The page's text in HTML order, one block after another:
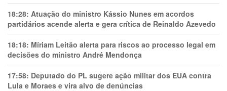
18:28: Atuação do ministro Kássio Nunes em acordos
partidários acende alerta e gera crítica de Reinaldo Azevedo
18:18: Míriam Leitão alerta para riscos ao processo legal em
decisões do ministro André Mendonça
17:58: Deputado do PL sugere ação militar dos EUA contra
Lula e Moraes e vira alvo de denúncias